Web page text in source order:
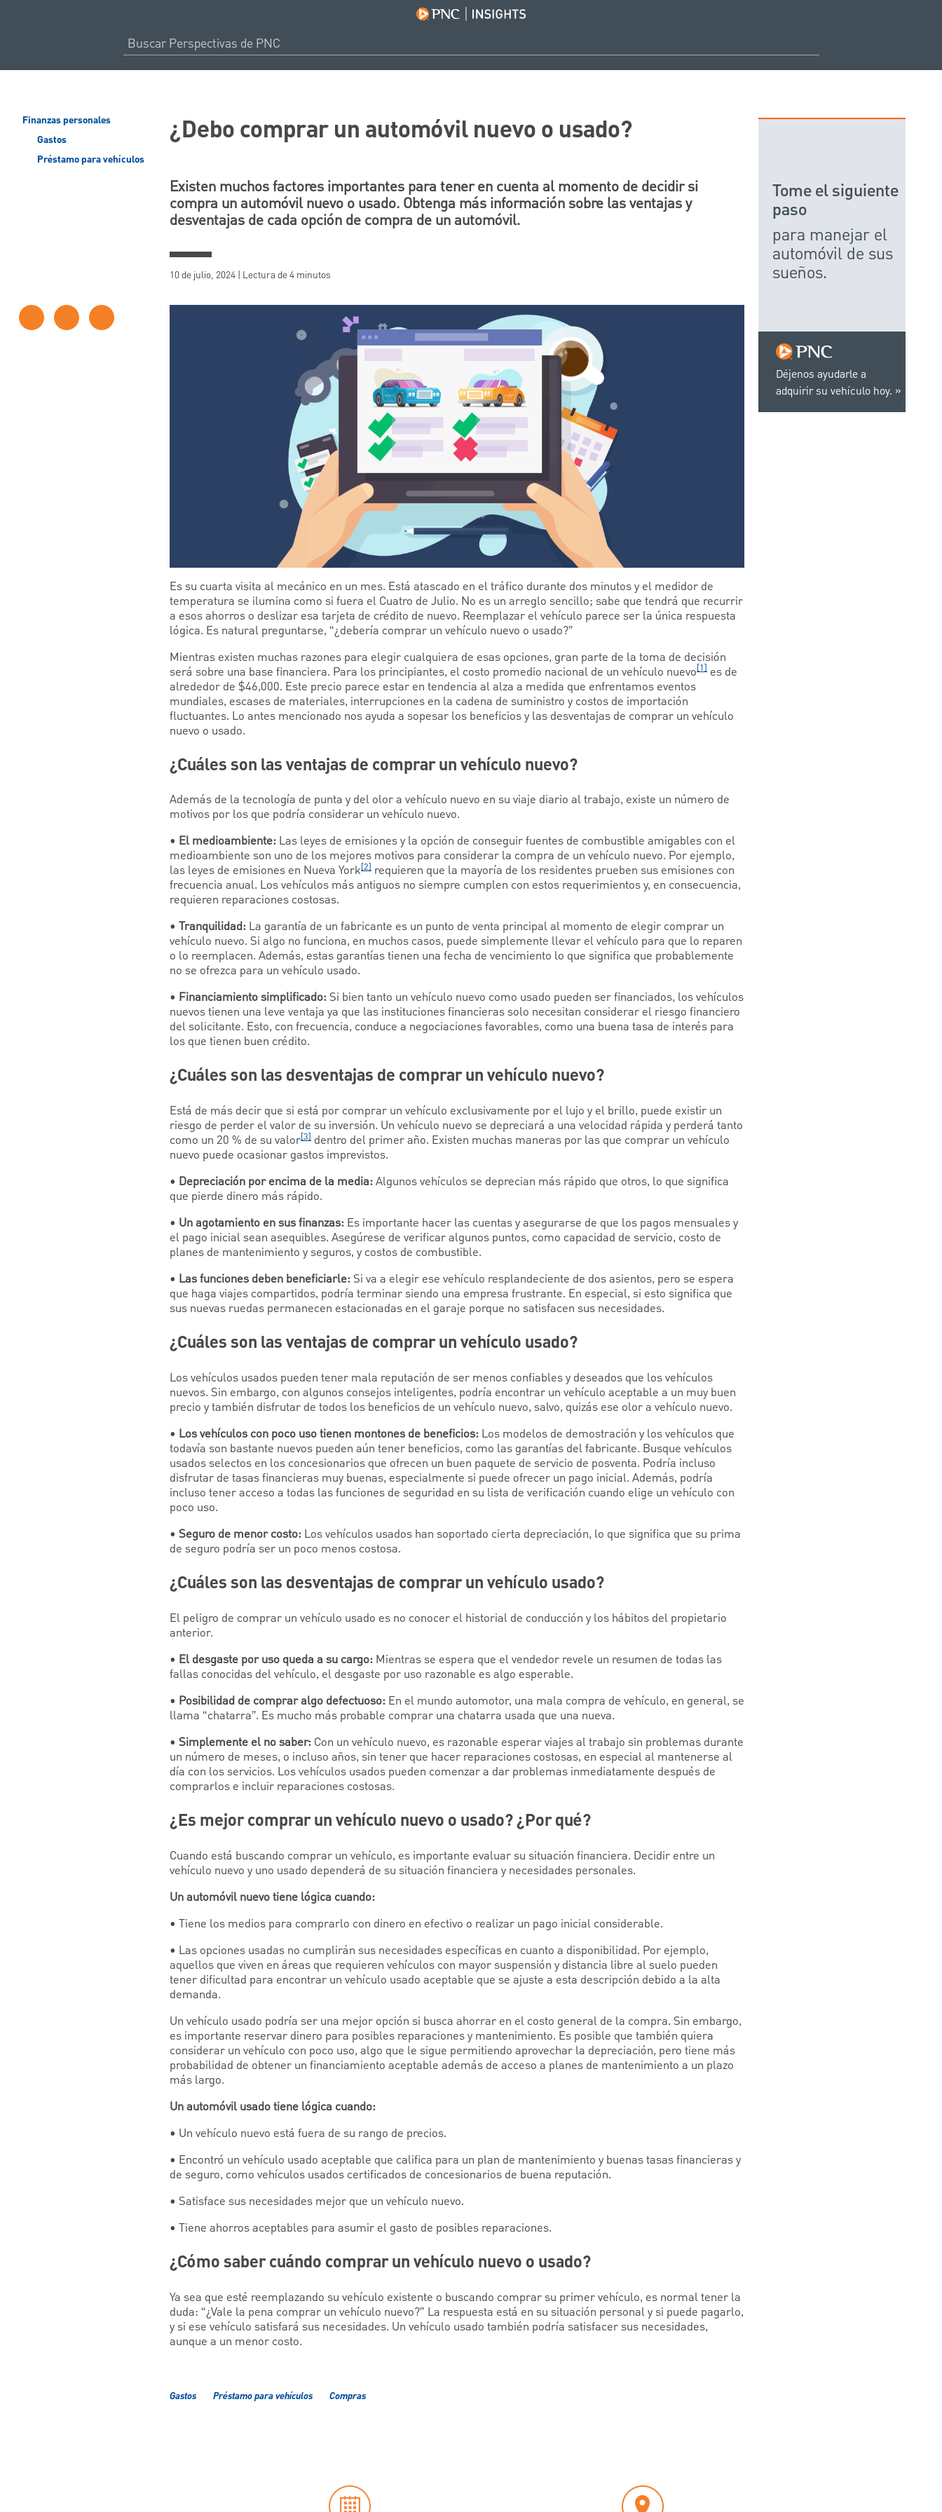
Finanzas personales
Gastos
Préstamo para vehículos
¿Debo comprar un automóvil nuevo o usado?
Existen muchos factores importantes para tener en cuenta al momento de decidir si
compra un automóvil nuevo o usado. Obtenga más información sobre las ventajas y
desventajas de cada opción de compra de un automóvil.
10 de julio, 2024 | Lectura de 4 minutos
Es su cuarta visita al mecánico en un mes. Está atascado en el tráfico durante dos minutos y el medidor de
temperatura se ilumina como si fuera el Cuatro de Julio. No es un arreglo sencillo; sabe que tendrá que recurrir
a esos ahorros o deslizar esa tarjeta de crédito de nuevo. Reemplazar el vehículo parece ser la única respuesta
lógica. Es natural preguntarse, “¿debería comprar un vehículo nuevo o usado?”
Mientras existen muchas razones para elegir cualquiera de esas opciones, gran parte de la toma de decisión
será sobre una base financiera. Para los principiantes, el costo promedio nacional de un vehículo nuevo[1] es de
alrededor de $46,000. Este precio parece estar en tendencia al alza a medida que enfrentamos eventos
mundiales, escases de materiales, interrupciones en la cadena de suministro y costos de importación
fluctuantes. Lo antes mencionado nos ayuda a sopesar los beneficios y las desventajas de comprar un vehículo
nuevo o usado.
¿Cuáles son las ventajas de comprar un vehículo nuevo?
Además de la tecnología de punta y del olor a vehículo nuevo en su viaje diario al trabajo, existe un número de
motivos por los que podría considerar un vehículo nuevo.
• El medioambiente: Las leyes de emisiones y la opción de conseguir fuentes de combustible amigables con el
medioambiente son uno de los mejores motivos para considerar la compra de un vehículo nuevo. Por ejemplo,
las leyes de emisiones en Nueva York[2] requieren que la mayoría de los residentes prueben sus emisiones con
frecuencia anual. Los vehículos más antiguos no siempre cumplen con estos requerimientos y, en consecuencia,
requieren reparaciones costosas.
• Tranquilidad: La garantía de un fabricante es un punto de venta principal al momento de elegir comprar un
vehículo nuevo. Si algo no funciona, en muchos casos, puede simplemente llevar el vehículo para que lo reparen
o lo reemplacen. Además, estas garantías tienen una fecha de vencimiento lo que significa que probablemente
no se ofrezca para un vehículo usado.
• Financiamiento simplificado:Si bien tanto un vehículo nuevo como usado pueden ser financiados, los vehículos
nuevos tienen una leve ventaja ya que las instituciones financieras solo necesitan considerar el riesgo financiero
del solicitante. Esto, con frecuencia, conduce a negociaciones favorables, como una buena tasa de interés para
los que tienen buen crédito.
¿Cuáles son las desventajas de comprar un vehículo nuevo?
Está de más decir que si está por comprar un vehículo exclusivamente por el lujo y el brillo, puede existir un
riesgo de perder el valor de su inversión. Un vehículo nuevo se depreciará a una velocidad rápida y perderá tanto
como un 20 % de su valor[3] dentro del primer año. Existen muchas maneras por las que comprar un vehículo
nuevo puede ocasionar gastos imprevistos.
• Depreciación por encima de la media:Algunos vehículos se deprecian más rápido que otros, lo que significa
que pierde dinero más rápido.
• Un agotamiento en sus finanzas: Es importante hacer las cuentas y asegurarse de que los pagos mensuales y
el pago inicial sean asequibles. Asegúrese de verificar algunos puntos, como capacidad de servicio, costo de
planes de mantenimiento y seguros, y costos de combustible.
• Las funciones deben beneficiarle:Si va a elegir ese vehículo resplandeciente de dos asientos, pero se espera
que haga viajes compartidos, podría terminar siendo una empresa frustrante. En especial, si esto significa que
sus nuevas ruedas permanecen estacionadas en el garaje porque no satisfacen sus necesidades.
¿Cuáles son las ventajas de comprar un vehículo usado?
Los vehículos usados pueden tener mala reputación de ser menos confiables y deseados que los vehículos
nuevos. Sin embargo, con algunos consejos inteligentes, podría encontrar un vehículo aceptable a un muy buen
precio y también disfrutar de todos los beneficios de un vehículo nuevo, salvo, quizás ese olor a vehículo nuevo.
• Los vehículos con poco uso tienen montones de beneficios: Los modelos de demostración y los vehículos que
todavía son bastante nuevos pueden aún tener beneficios, como las garantías del fabricante. Busque vehículos
usados selectos en los concesionarios que ofrecen un buen paquete de servicio de posventa. Podría incluso
disfrutar de tasas financieras muy buenas, especialmente si puede ofrecer un pago inicial. Además, podría
incluso tener acceso a todas las funciones de seguridad en su lista de verificación cuando elige un vehículo con
poco uso.
• Seguro de menor costo: Los vehículos usados han soportado cierta depreciación, lo que significa que su prima
de seguro podría ser un poco menos costosa.
¿Cuáles son las desventajas de comprar un vehículo usado?
El peligro de comprar un vehículo usado es no conocer el historial de conducción y los hábitos del propietario
anterior.
• El desgaste por uso queda a su cargo: Mientras se espera que el vendedor revele un resumen de todas las
fallas conocidas del vehículo, el desgaste por uso razonable es algo esperable.
• Posibilidad de comprar algo defectuoso: En el mundo automotor, una mala compra de vehículo, en general, se
llama “chatarra”. Es mucho más probable comprar una chatarra usada que una nueva.
• Simplemente el no saber: Con un vehículo nuevo, es razonable esperar viajes al trabajo sin problemas durante
un número de meses, o incluso años, sin tener que hacer reparaciones costosas, en especial al mantenerse al
día con los servicios. Los vehículos usados pueden comenzar a dar problemas inmediatamente después de
comprarlos e incluir reparaciones costosas.
¿Es mejor comprar un vehículo nuevo o usado? ¿Por qué?
Cuando está buscando comprar un vehículo, es importante evaluar su situación financiera. Decidir entre un
vehículo nuevo y uno usado dependerá de su situación financiera y necesidades personales.
Un automóvil nuevo tiene lógica cuando:
• Tiene los medios para comprarlo con dinero en efectivo o realizar un pago inicial considerable.
• Las opciones usadas no cumplirán sus necesidades específicas en cuanto a disponibilidad. Por ejemplo,
aquellos que viven en áreas que requieren vehículos con mayor suspensión y distancia libre al suelo pueden
tener dificultad para encontrar un vehículo usado aceptable que se ajuste a esta descripción debido a la alta
demanda.
Un vehículo usado podría ser una mejor opción si busca ahorrar en el costo general de la compra. Sin embargo,
es importante reservar dinero para posibles reparaciones y mantenimiento. Es posible que también quiera
considerar un vehículo con poco uso, algo que le sigue permitiendo aprovechar la depreciación, pero tiene más
probabilidad de obtener un financiamiento aceptable además de acceso a planes de mantenimiento a un plazo
más largo.
Un automóvil usado tiene lógica cuando:
• Un vehículo nuevo está fuera de su rango de precios.
• Encontró un vehículo usado aceptable que califica para un plan de mantenimiento y buenas tasas financieras y
de seguro, como vehículos usados certificados de concesionarios de buena reputación.
• Satisface sus necesidades mejor que un vehículo nuevo.
• Tiene ahorros aceptables para asumir el gasto de posibles reparaciones.
¿Cómo saber cuándo comprar un vehículo nuevo o usado?
Ya sea que esté reemplazando su vehículo existente o buscando comprar su primer vehículo, es normal tener la
duda: “¿Vale la pena comprar un vehículo nuevo?” La respuesta está en su situación personal y si puede pagarlo,
y si ese vehículo satisfará sus necesidades. Un vehículo usado también podría satisfacer sus necesidades,
aunque a un menor costo.
Gastos Préstamo para vehículos Compras
Déjenos ayudarle a
adquirir su vehículo hoy.
Tome el siguiente
paso
para manejar el
automóvil de sus
sueños.